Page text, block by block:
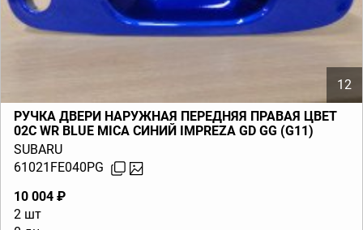
12
РУЧКА ДВЕРИ НАРУЖНАЯ ПЕРЕДНЯЯ ПРАВАЯ ЦВЕТ
02C WR BLUE MICA СИНИЙ IMPREZA GD GG (G11)
2002-2007
SUBARU
61021FE040PG
10 004 ₽
2 шт